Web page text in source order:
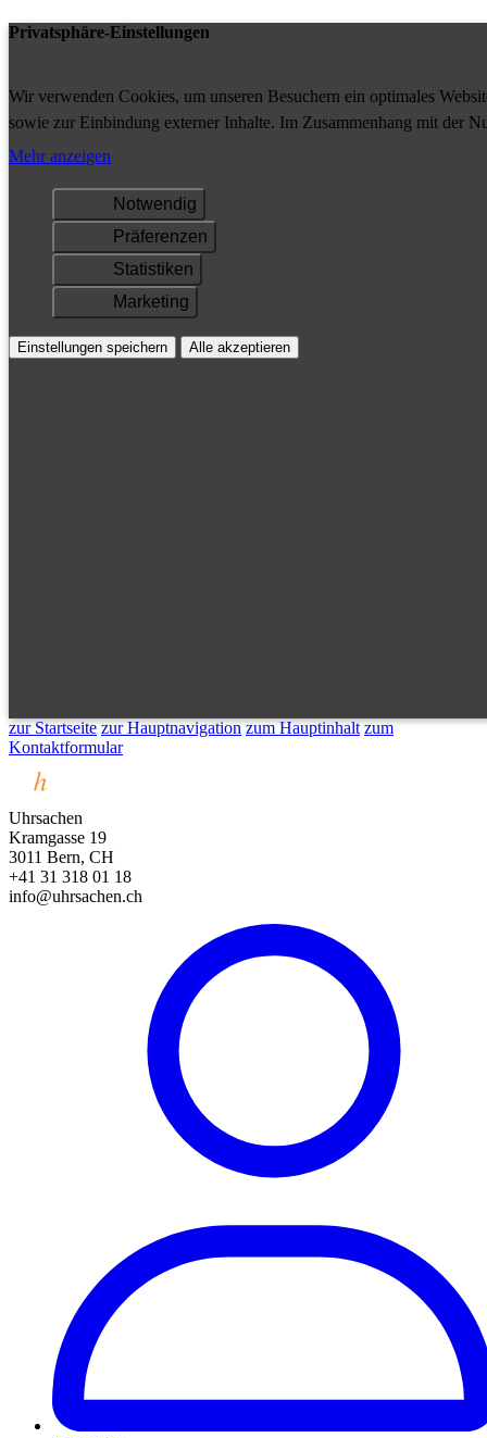
Privatsphäre-Einstellungen
Wir verwenden Cookies, um unseren Besuchern ein optimales
sowie zur Einbindung externer Inhalte. Im Zusammenhang mit der
Ihrem Gerät gespeichert und/oder abgerufen.
Mehr anzeigen
Notwendig
Präferenzen
Statistiken
Marketing
Einstellungen speichern Alle akzeptieren
zur Startseite zur Hauptnavigation zum Hauptinhalt zum
Kontaktformular
Uhrsachen
Kramgasse 19
3011 Bern, CH
+41 31 318 01 18
info@uhrsachen.ch